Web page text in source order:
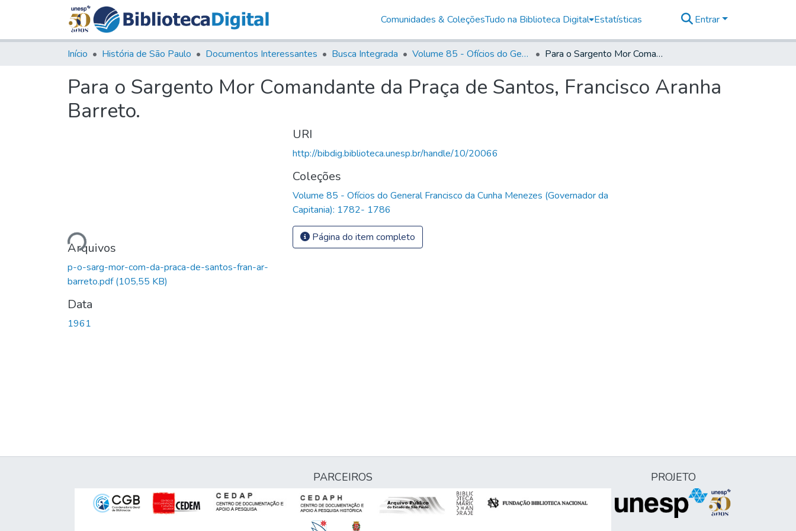
Comunidades & ColeçõesTudo na Biblioteca Digital Estatísticas Entrar
Início História de São Paulo Documentos Interessantes Busca Integrada Volume 85 - Ofícios do General Francisco da Cunha Menezes (Governador da Capitania): 1782- 1786 Para o Sargento Mor Comandante da Praça de Santos, Francisco Aranha Barreto.
Para o Sargento Mor Comandante da Praça de Santos, Francisco Aranha
Barreto.
Carregando...
Arquivos
p-o-sarg-mor-com-da-praca-de-santos-fran-ar-
barreto.pdf(105,55 KB)
Data
1961
URI
http://bibdig.biblioteca.unesp.br/handle/10/20066
Coleções
Volume 85 - Ofícios do General Francisco da Cunha Menezes (Governador da
Capitania): 1782- 1786
Página do item completo
PARCEIROS PROJETO